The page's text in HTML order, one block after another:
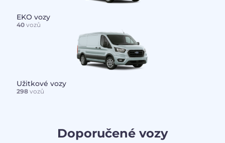
EKO vozy
40vozů
Užitkové vozy
298vozů
Doporučené vozy